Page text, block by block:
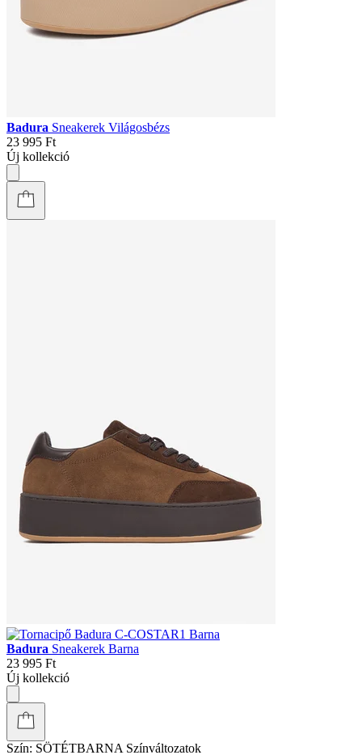
Badura Sneakerek Világosbézs
23 995 Ft
Új kollekció
Badura Sneakerek Barna
23 995 Ft
Új kollekció
Szín: SÖTÉTBARNA Színváltozatok